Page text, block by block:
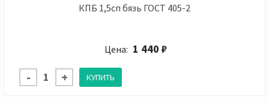
КПБ 1,5сп бязь ГОСТ 405-2
Цена: 1 440 ₽